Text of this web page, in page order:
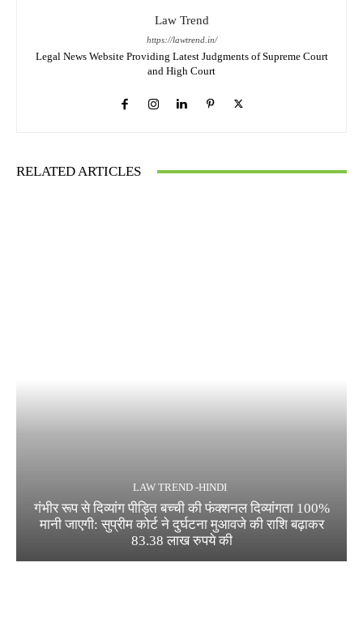
Law Trend
https://lawtrend.in/
Legal News Website Providing Latest Judgments of Supreme Court
and High Court
RELATED ARTICLES
LAW TREND -HINDI
गंभीर रूप से दिव्यांग पीड़ित बच्ची की फंक्शनल दिव्यांगता 100%
मानी जाएगी: सुप्रीम कोर्ट ने दुर्घटना मुआवजे की राशि बढ़ाकर
83.38 लाख रुपये की